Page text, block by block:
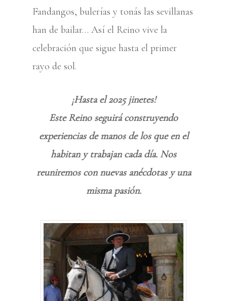
Fandangos, bulerías y tonás las sevillanas
han de bailar… Así el Reino vive la
celebración que sigue hasta el primer
rayo de sol.
¡Hasta el 2025 jinetes!
Este Reino seguirá construyendo
experiencias de manos de los que en el
habitan y trabajan cada día. Nos
reuniremos con nuevas anécdotas y una
misma pasión.